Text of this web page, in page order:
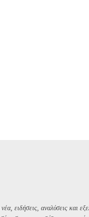
ειδήσεις, αναλύσεις και